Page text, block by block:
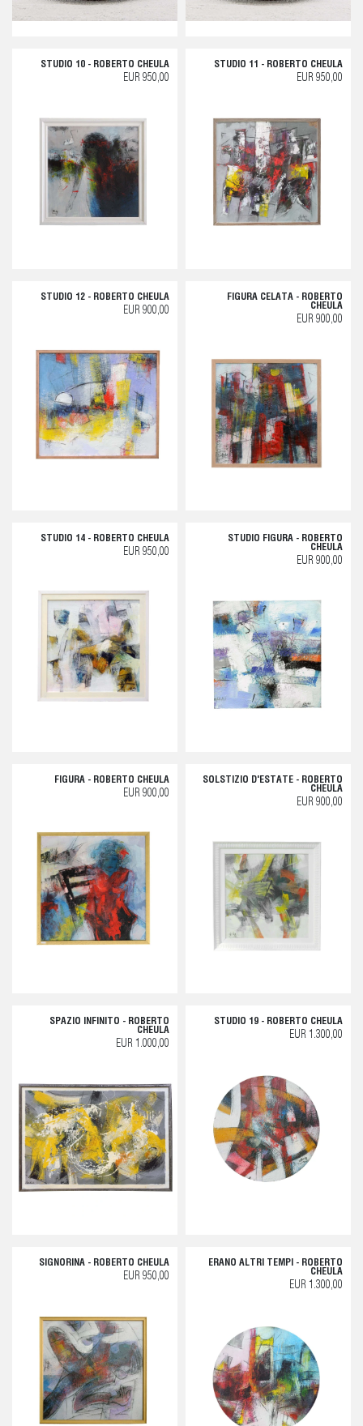
STUDIO 10 - ROBERTO CHEULA
EUR 950,00
STUDIO 11 - ROBERTO CHEULA
EUR 950,00
STUDIO 12 - ROBERTO CHEULA
EUR 900,00
FIGURA CELATA - ROBERTO
CHEULA
EUR 900,00
STUDIO 14 - ROBERTO CHEULA
EUR 950,00
STUDIO FIGURA - ROBERTO
CHEULA
EUR 900,00
FIGURA - ROBERTO CHEULA
EUR 900,00
SOLSTIZIO D'ESTATE - ROBERTO
CHEULA
EUR 900,00
SPAZIO INFINITO - ROBERTO
CHEULA
EUR 1.000,00
STUDIO 19 - ROBERTO CHEULA
EUR 1.300,00
SIGNORINA - ROBERTO CHEULA
EUR 950,00
ERANO ALTRI TEMPI - ROBERTO
CHEULA
EUR 1.300,00